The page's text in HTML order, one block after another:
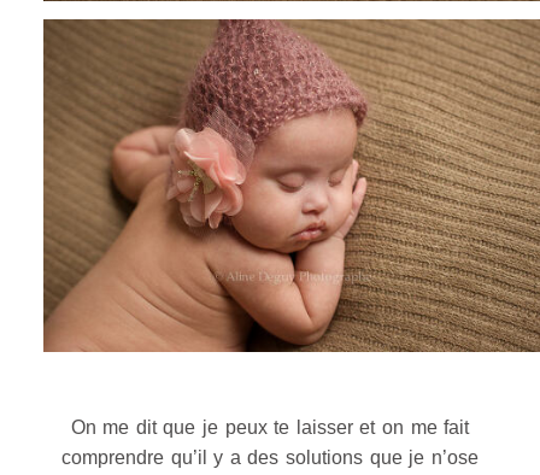
On me dit que je peux te laisser et on me fait
comprendre qu’il y a des solutions que je n’ose